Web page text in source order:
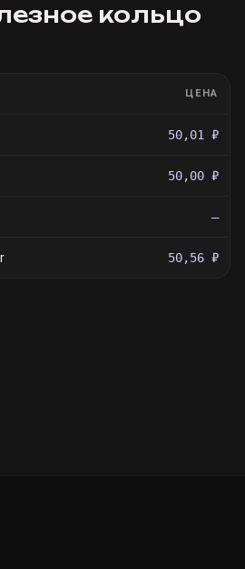
кольцо
ЦЕНА
50,01 ₽
50,00 ₽
—
50,56 ₽